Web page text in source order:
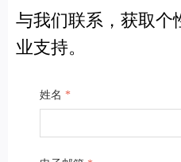
姓名 *
与我们联系，获取个
业支持。